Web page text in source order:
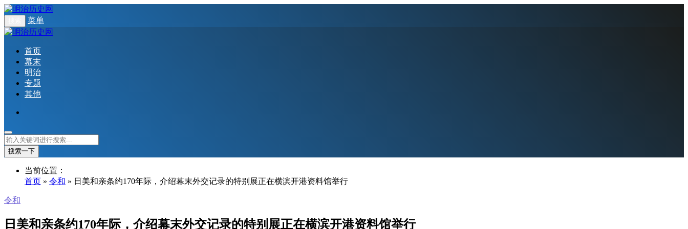
菜单
首页
幕末
明治
专题
其他
搜索一下
当前位置：
首页 » 令和 » 日美和亲条约170年际，介绍幕末外交记录的特别展正在横滨开港资料馆举行
令和
日美和亲条约170年际，介绍幕末外交记录的特别展正在横滨开港资料馆举行